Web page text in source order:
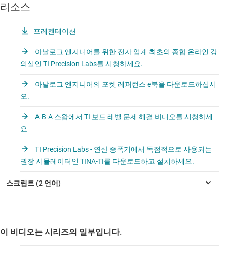
리소스
프레젠테이션
아날로그 엔지니어를 위한 전자 업계 최초의 종합 온라인 강
의실인 TI Precision Labs를 시청하세요.
아날로그 엔지니어의 포켓 레퍼런스 e북을 다운로드하십시
오.
A-B-A 스왑에서 TI 보드 레벨 문제 해결 비디오를 시청하세
요
TI Precision Labs - 연산 증폭기에서 독점적으로 사용되는
권장 시뮬레이터인 TINA-TI를 다운로드하고 설치하세요.
이 비디오는 시리즈의 일부입니다.